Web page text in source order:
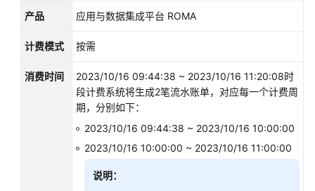
费
FAQ
快
产品 应用与数据集成平台 ROMA
计费模式 按需
消费时间
2023/10/16 09:44:38 ~ 2023/10/16 11:20:08时
段计费系统将生成2笔流水账单，对应每一个计费周
期，分别如下：
2023/10/16 09:44:38 ~ 2023/10/16 10:00:00
2023/10/16 10:00:00 ~ 2023/10/16 11:00:00
说明：